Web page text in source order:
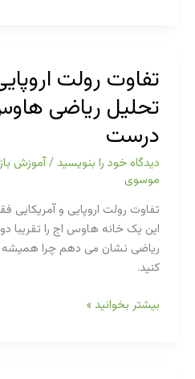
رولت:
داخلی،
و
ویژه
با
کامل
احتمال
تفاوت رولت
تحلیل ریاضی
درست
دیدگاه‌ خود را بنویسید /آموزش
موسوی
تفاوت رولت اروپایی و
این یک خانه هاوس اج را تقریبا
ریاضی نشان می دهم چرا همیشه
کنید.
تفاوت
بیشتر بخوانید »